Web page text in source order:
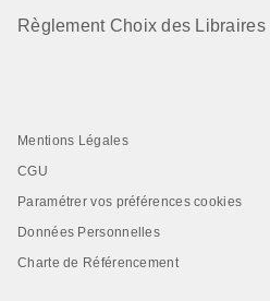
Règlement Choix des Libraires
Mentions Légales
CGU
Paramétrer vos préférences cookies
Données Personnelles
Charte de Référencement